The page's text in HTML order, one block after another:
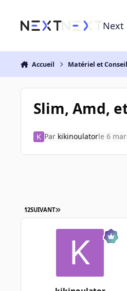
Next
Accueil Matériel et
Slim, Amd,
Par kikinoulatorle 6
12SUIVANT